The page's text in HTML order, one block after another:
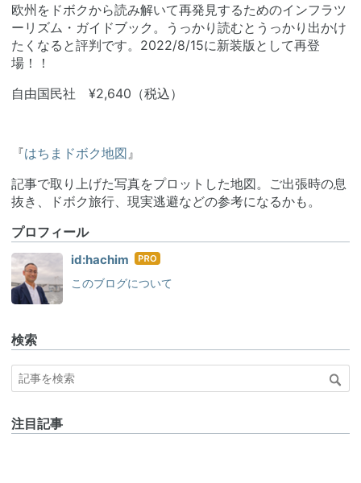
欧州をドボクから読み解いて再発見するためのインフラツ
ーリズム・ガイドブック。うっかり読むとうっかり出かけ
たくなると評判です。2022/8/15に新装版として再登
場！！
自由国民社 ¥2,640（税込）
『はちまドボク地図 』
記事で取り上げた写真をプロットした地図。ご出張時の息
抜き、ドボク旅行、現実逃避などの参考になるかも。
プロフィール
id:hachim はて
ログ
このブログについて
検索
注目記事